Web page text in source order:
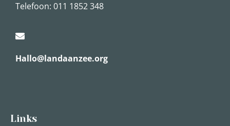
Telefoon: 011 1852 348
Hallo@landaanzee.org
Links